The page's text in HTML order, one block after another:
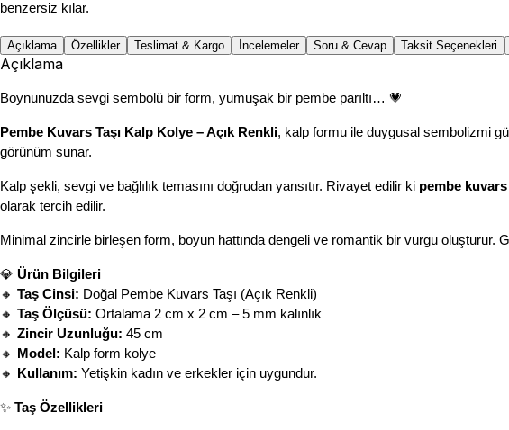
benzersiz kılar.
Açıklama Özellikler Teslimat & Kargo İncelemeler Soru & Cevap Taksit Seçenekleri
Açıklama
Boynunuzda sevgi sembolü bir form, yumuşak bir pembe parıltı… 💗
Pembe Kuvars Taşı Kalp Kolye – Açık Renkli, kalp formu ile duygusal sembolizmi
görünüm sunar.
Kalp şekli, sevgi ve bağlılık temasını doğrudan yansıtır. Rivayet edilir ki pembe kuvars
olarak tercih edilir.
Minimal zincirle birleşen form, boyun hattında dengeli ve romantik bir vurgu oluşturur.
💎 Ürün Bilgileri
🔸 Taş Cinsi: Doğal Pembe Kuvars Taşı (Açık Renkli)
🔸 Taş Ölçüsü: Ortalama 2 cm x 2 cm – 5 mm kalınlık
🔸 Zincir Uzunluğu: 45 cm
🔸
Model: Kalp form kolye
🔸
Kullanım: Yetişkin kadın ve erkekler için uygundur.
✨ Taş Özellikleri